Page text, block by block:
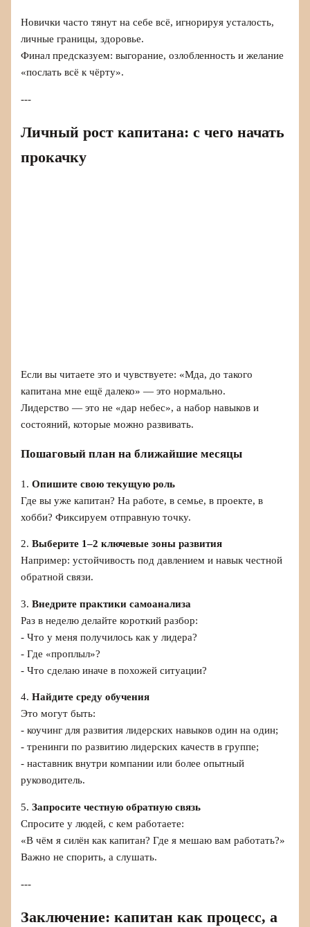
Новички часто тянут на себе всё, игнорируя усталость,
личные границы, здоровье.
Финал предсказуем: выгорание, озлобленность и желание
«послать всё к чёрту».
---
Личный рост капитана: с чего начать
прокачку
Если вы читаете это и чувствуете: «Мда, до такого
капитана мне ещё далеко» — это нормально.
Лидерство — это не «дар небес», а набор навыков и
состояний, которые можно развивать.
Пошаговый план на ближайшие месяцы
1.Опишите свою текущую роль
Где вы уже капитан? На работе, в семье, в проекте, в
хобби? Фиксируем отправную точку.
2.Выберите 1–2 ключевые зоны развития
Например: устойчивость под давлением и навык честной
обратной связи.
3.Внедрите практики самоанализа
Раз в неделю делайте короткий разбор:
- Что у меня получилось как у лидера?
- Где «проплыл»?
- Что сделаю иначе в похожей ситуации?
4.Найдите среду обучения
Это могут быть:
- коучинг для развития лидерских навыков один на один;
- тренинги по развитию лидерских качеств в группе;
- наставник внутри компании или более опытный
руководитель.
5.Запросите честную обратную связь
Спросите у людей, с кем работаете:
«В чём я силён как капитан? Где я мешаю вам работать?»
Важно не спорить, а слушать.
---
Заключение: капитан как процесс, а